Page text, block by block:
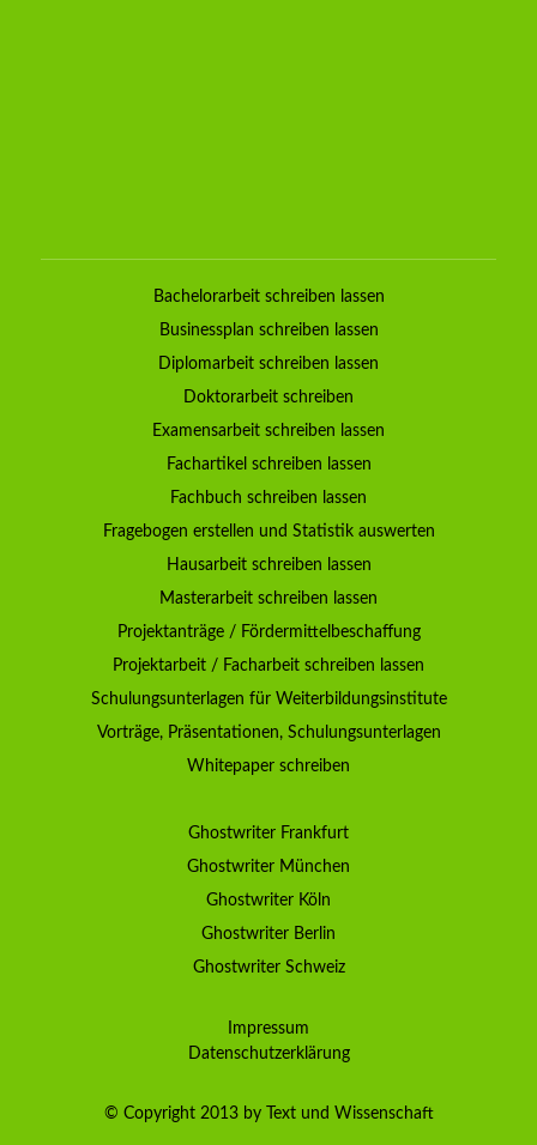
Bachelorarbeit schreiben lassen
Businessplan schreiben lassen
Diplomarbeit schreiben lassen
Doktorarbeit schreiben
Examensarbeit schreiben lassen
Fachartikel schreiben lassen
Fachbuch schreiben lassen
Fragebogen erstellen und Statistik auswerten
Hausarbeit schreiben lassen
Masterarbeit schreiben lassen
Projektanträge / Fördermittelbeschaffung
Projektarbeit / Facharbeit schreiben lassen
Schulungsunterlagen für Weiterbildungsinstitute
Vorträge, Präsentationen, Schulungsunterlagen
Whitepaper schreiben
Ghostwriter Frankfurt
Ghostwriter München
Ghostwriter Köln
Ghostwriter Berlin
Ghostwriter Schweiz
Impressum
Datenschutzerklärung
© Copyright 2013 by Text und Wissenschaft